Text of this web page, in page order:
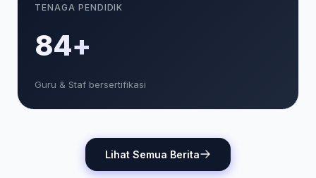
TENAGA PENDIDIK
85+
Guru & Staf bersertifikasi
Lihat Semua Berita